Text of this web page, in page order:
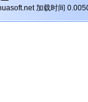
加载时间